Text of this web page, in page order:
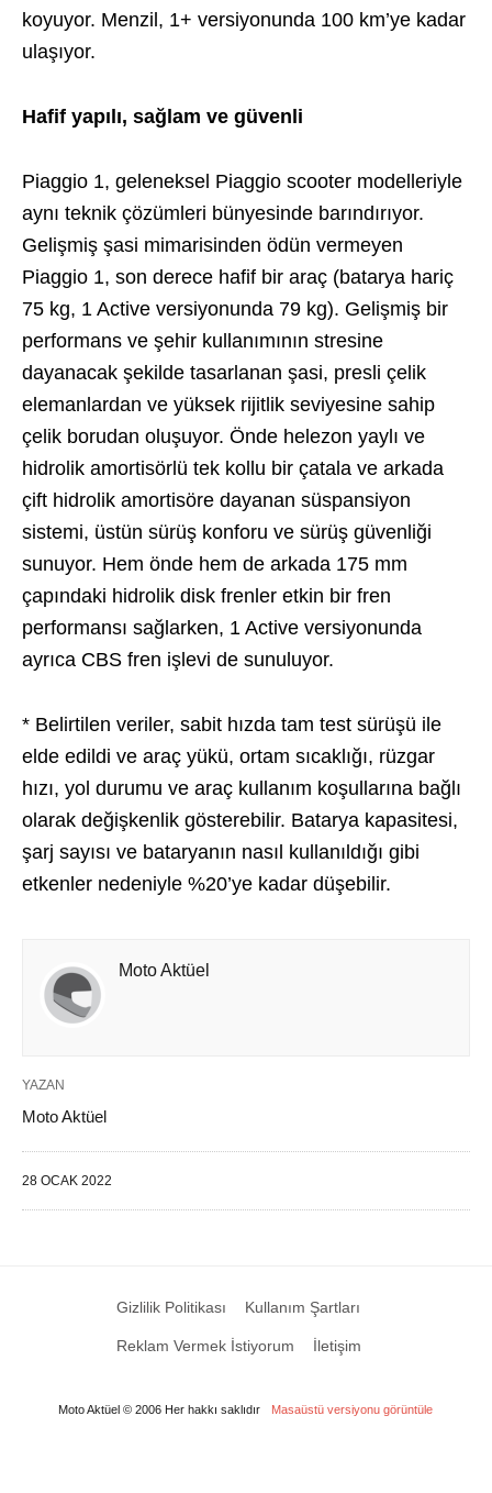
koyuyor. Menzil, 1+ versiyonunda 100 km’ye kadar
ulaşıyor.
Hafif yapılı, sağlam ve güvenli
Piaggio 1, geleneksel Piaggio scooter modelleriyle
aynı teknik çözümleri bünyesinde barındırıyor.
Gelişmiş şasi mimarisinden ödün vermeyen
Piaggio 1, son derece hafif bir araç (batarya hariç
75 kg, 1 Active versiyonunda 79 kg). Gelişmiş bir
performans ve şehir kullanımının stresine
dayanacak şekilde tasarlanan şasi, presli çelik
elemanlardan ve yüksek rijitlik seviyesine sahip
çelik borudan oluşuyor. Önde helezon yaylı ve
hidrolik amortisörlü tek kollu bir çatala ve arkada
çift hidrolik amortisöre dayanan süspansiyon
sistemi, üstün sürüş konforu ve sürüş güvenliği
sunuyor. Hem önde hem de arkada 175 mm
çapındaki hidrolik disk frenler etkin bir fren
performansı sağlarken, 1 Active versiyonunda
ayrıca CBS fren işlevi de sunuluyor.
* Belirtilen veriler, sabit hızda tam test sürüşü ile
elde edildi ve araç yükü, ortam sıcaklığı, rüzgar
hızı, yol durumu ve araç kullanım koşullarına bağlı
olarak değişkenlik gösterebilir. Batarya kapasitesi,
şarj sayısı ve bataryanın nasıl kullanıldığı gibi
etkenler nedeniyle %20’ye kadar düşebilir.
Moto Aktüel
YAZAN
Moto Aktüel
28 OCAK 2022
Gizlilik Politikası Kullanım Şartları
Reklam Vermek İstiyorum İletişim
Moto Aktüel © 2006 Her hakkı saklıdır Masaüstü versiyonu görüntüle